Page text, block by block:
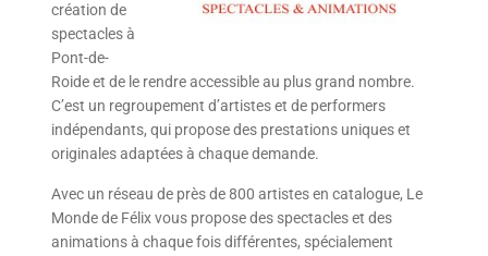
création de
spectacles à
Pont-de-
Roide et de le rendre accessible au plus grand nombre.
C’est un regroupement d’artistes et de performers
indépendants, qui propose des prestations uniques et
originales adaptées à chaque demande.
Avec un réseau de près de 800 artistes en catalogue, Le
Monde de Félix vous propose des spectacles et des
animations à chaque fois différentes, spécialement